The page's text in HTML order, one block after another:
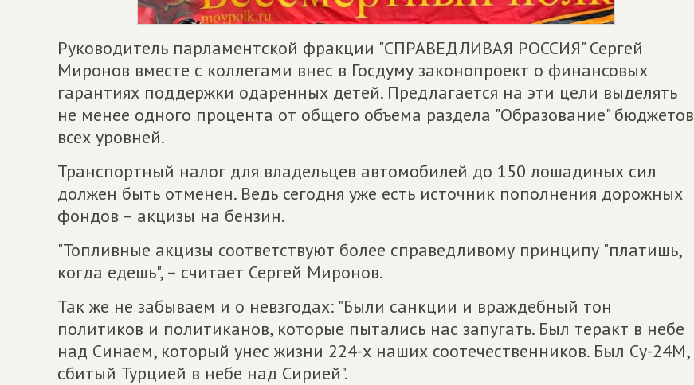
Руководитель парламентской фракции "СПРАВЕДЛИВАЯ РОССИЯ" Сергей
Миронов вместе с коллегами внес в Госдуму законопроект о финансовых
гарантиях поддержки одаренных детей. Предлагается на эти цели выделять
не менее одного процента от общего объема раздела "Образование" бюджетов
всех уровней.
Транспортный налог для владельцев автомобилей до 150 лошадиных сил
должен быть отменен. Ведь сегодня уже есть источник пополнения дорожных
фондов – акцизы на бензин.
"Топливные акцизы соответствуют более справедливому принципу "платишь,
когда едешь", – считает Сергей Миронов.
Так же не забываем и о невзгодах: "Были санкции и враждебный тон
политиков и политиканов, которые пытались нас запугать. Был теракт в небе
над Синаем, который унес жизни 224-х наших соотечественников. Был Су-24М,
сбитый Турцией в небе над Сирией".